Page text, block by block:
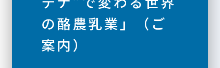
の酪農乳業」（ご
案内）